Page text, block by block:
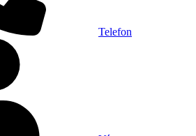
Telefon